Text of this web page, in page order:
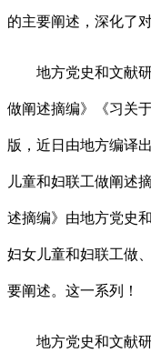
的主要阐述，深化了对
地方党史和文献研
做阐述摘编》《习关
版，近日由地方编译
儿童和妇联工做阐述
述摘编》由地方党史
妇女儿童和妇联工做
要阐述。这一系列！
地方党史和文献研